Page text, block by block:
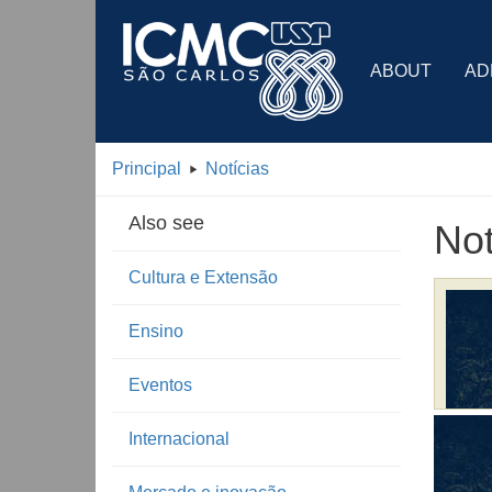
ABOUT
Principal Notícias
Also see
Cultura e Extensão
Ensino
Eventos
Internacional